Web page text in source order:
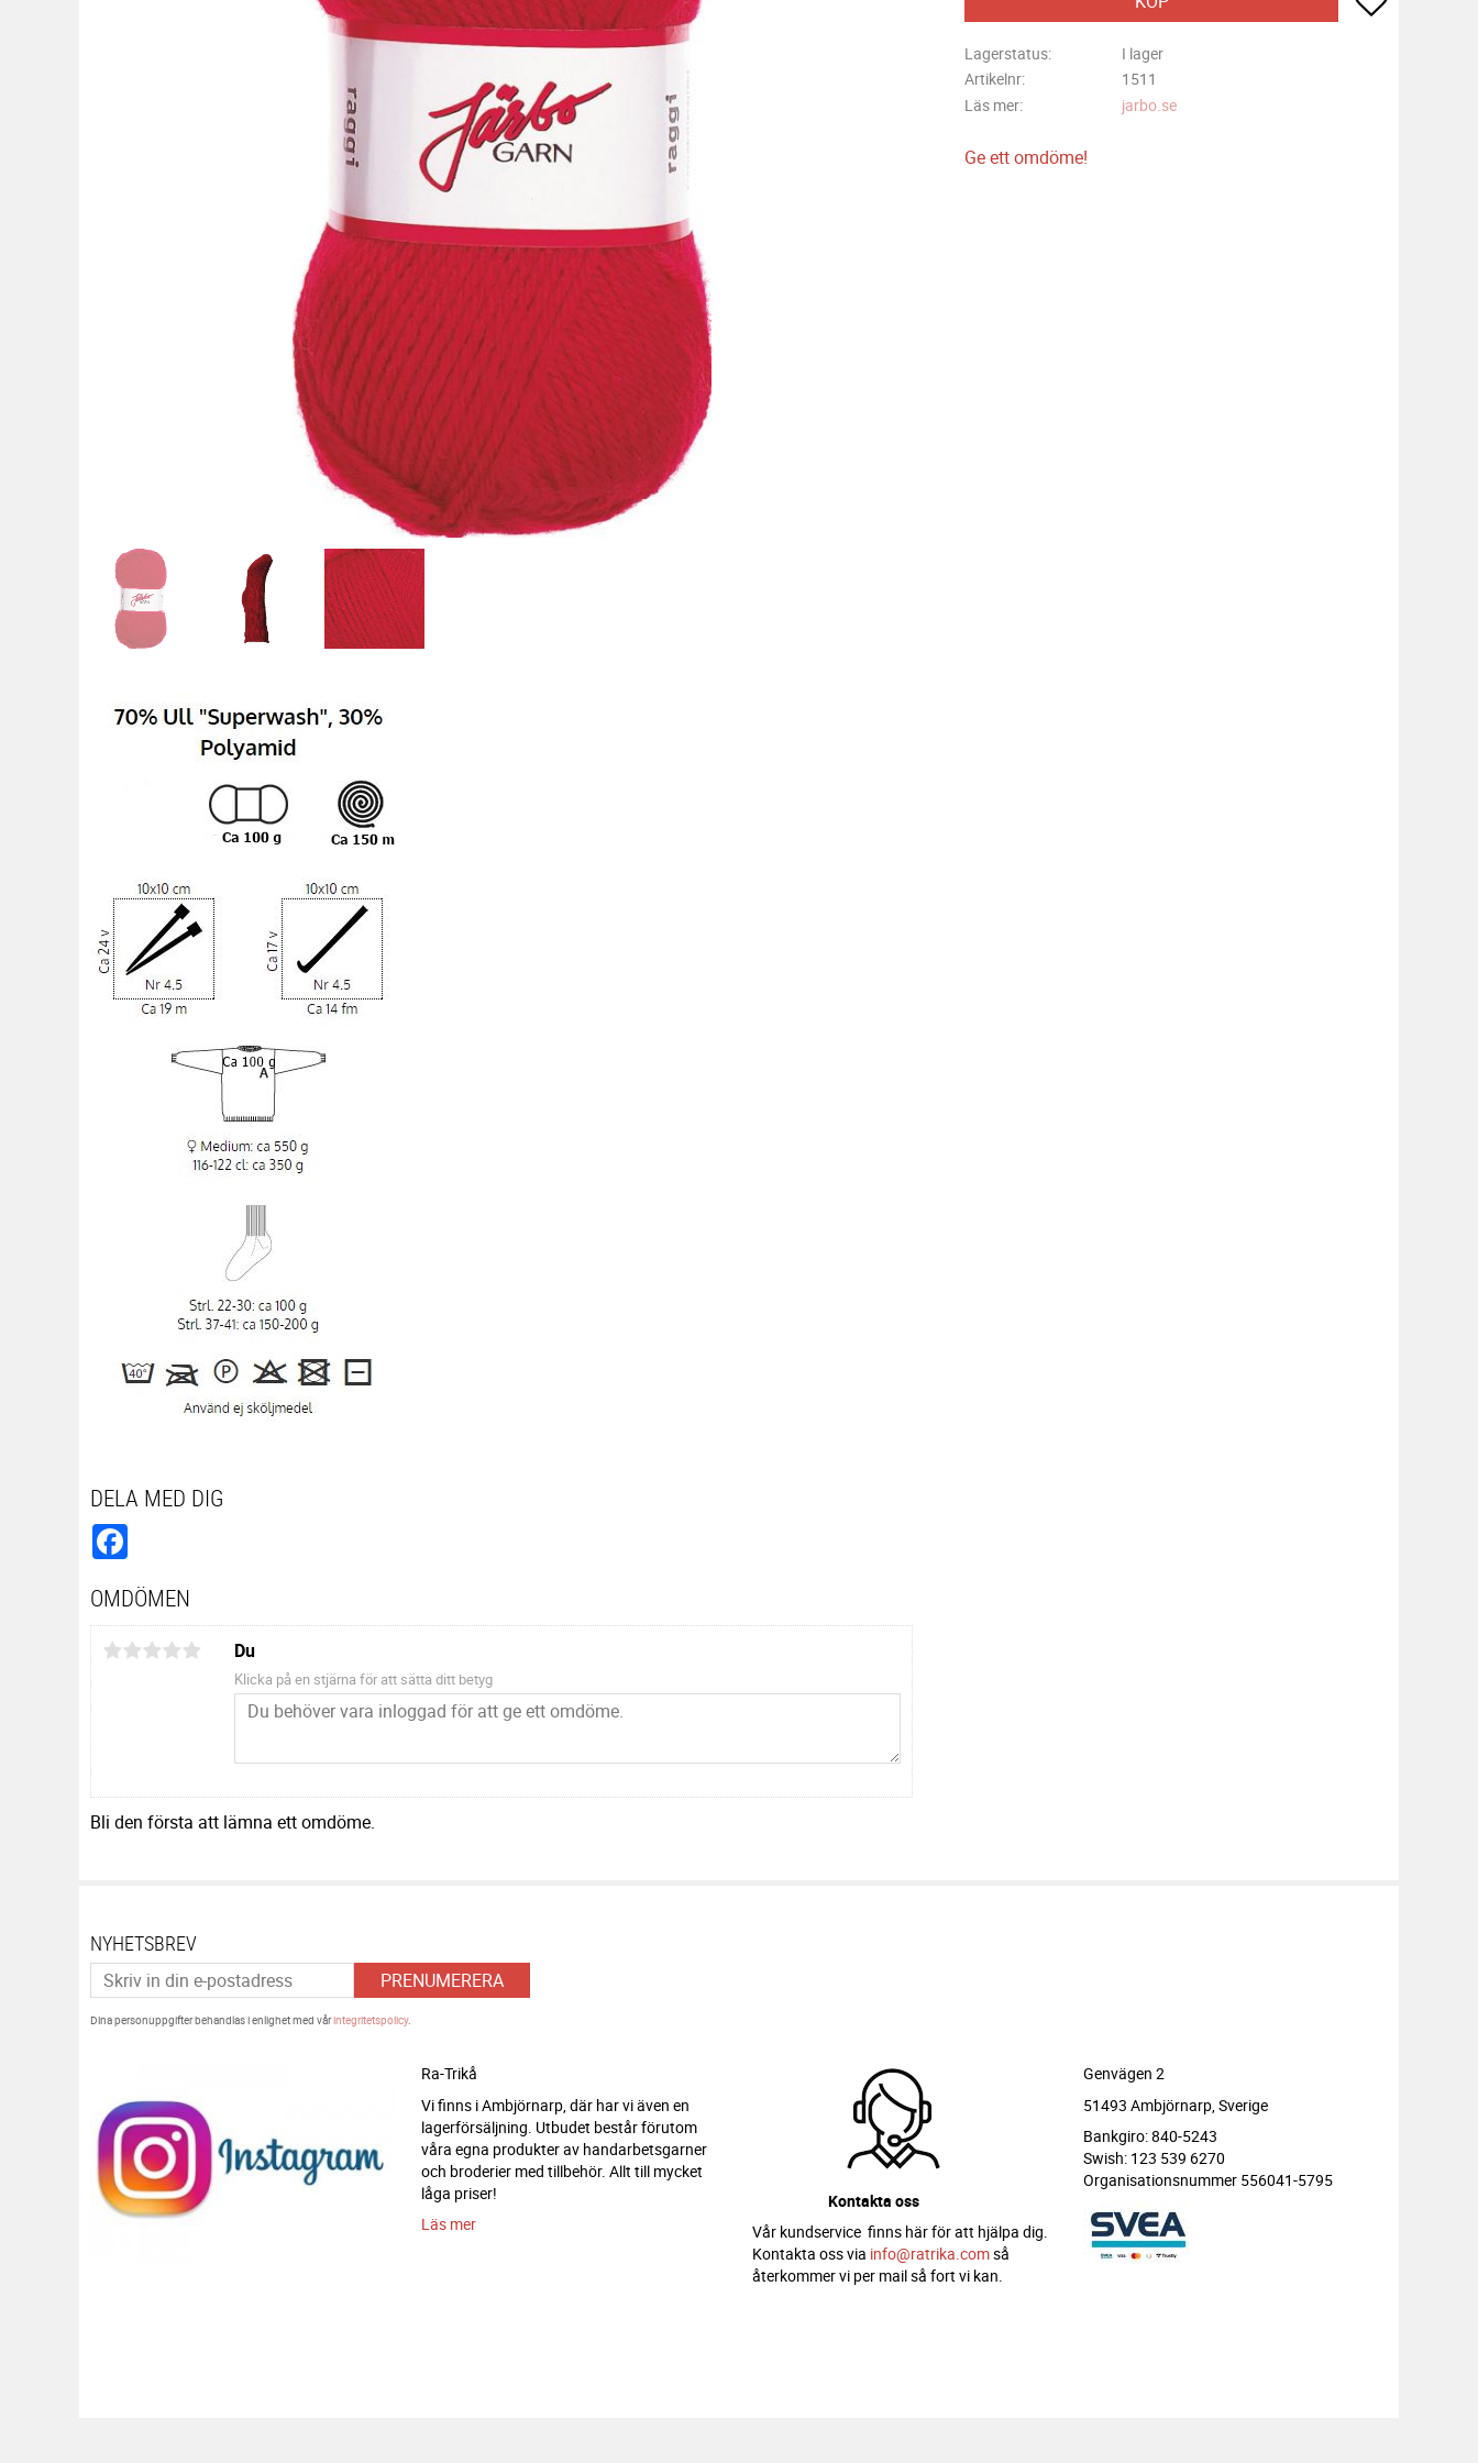
Lagerstatus
I lager
Artikelnr
1511
Läs mer
jarbo.se
Ge ett omdöme!
DELA MED DIG
OMDÖMEN
Du
Klicka på en stjärna för att sätta ditt betyg
Bli den första att lämna ett omdöme.
NYHETSBREV
PRENUMERERA
Dina personuppgifter behandlas i enlighet med vårintegritetspolicy.
Ra-Trikå
Vi finns i Ambjörnarp, där har vi även en
lagerförsäljning. Utbudet består förutom
våra egna produkter av handarbetsgarner
och broderier med tillbehör. Allt till mycket
låga priser!
Läs mer
Kontakta oss
Vår kundservice finns här för att hjälpa dig.
Kontakta oss via info@ratrika.comså
återkommer vi per mail så fort vi kan.
Genvägen 2
51493 Ambjörnarp, Sverige
Bankgiro: 840-5243
Swish: 123 539 6270
Organisationsnummer 556041-5795